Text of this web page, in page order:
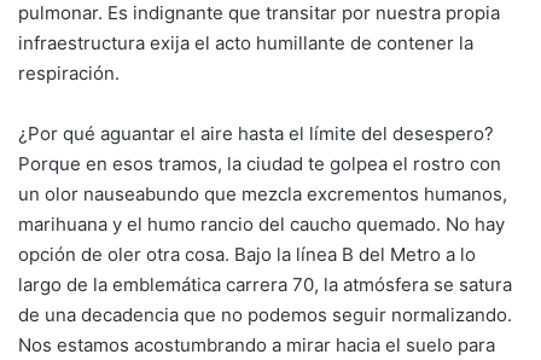
pulmonar. Es indignante que transitar por nuestra propia
infraestructura exija el acto humillante de contener la
respiración.
¿Por qué aguantar el aire hasta el límite del desespero?
Porque en esos tramos, la ciudad te golpea el rostro con
un olor nauseabundo que mezcla excrementos humanos,
marihuana y el humo rancio del caucho quemado. No hay
opción de oler otra cosa. Bajo la línea B del Metro a lo
largo de la emblemática carrera 70, la atmósfera se satura
de una decadencia que no podemos seguir normalizando.
Nos estamos acostumbrando a mirar hacia el suelo para